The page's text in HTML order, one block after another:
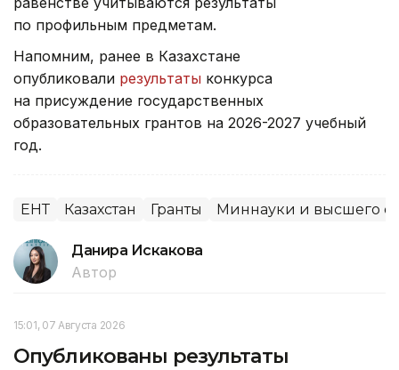
по профильным предметам.
Напомним, ранее в Казахстане
опубликовали результаты конкурса
на присуждение государственных
образовательных грантов на 2026-2027 учебный
год.
ЕНТ Казахстан Гранты Миннауки и высшего
Данира Искакова
Автор
15:01, 07 Августа 2026
Опубликованы результаты